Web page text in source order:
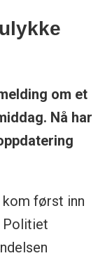
om et
Nå har
først inn
Politiet